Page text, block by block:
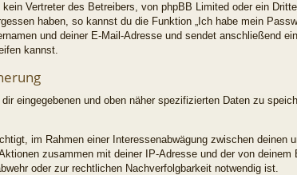
Vertreter des Betreibers, von phpBB Limited oder ein
haben, so kannst du die Funktion „Ich habe mein
und deiner E-Mail-Adresse und sendet anschließend
kannst.
eingegebenen und oben näher spezifizierten Daten zu
im Rahmen einer Interessenabwägung zwischen deinen
zusammen mit deiner IP-Adresse und der von
oder zur rechtlichen Nachverfolgbarkeit notwendig ist.